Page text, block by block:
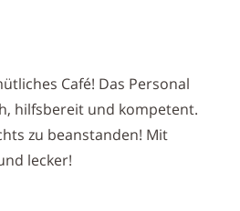
Das Personal
und kompetent.
Mit
Bin
etwas